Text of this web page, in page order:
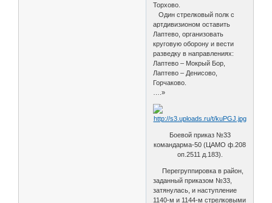
Торхово.
Один стрелковый полк с
артдивизионом оставить
Лаптево, организовать
круговую оборону и вести
разведку в направлениях:
Лаптево – Мокрый Бор,
Лаптево – Денисово,
Горчаково.
….»
Боевой приказ №33
командарма-50 (ЦАМО ф.208
оп.2511 д.183).
Перегруппировка в район,
заданный приказом №33,
затянулась, и наступление
1140-м и 1144-м стрелковыми